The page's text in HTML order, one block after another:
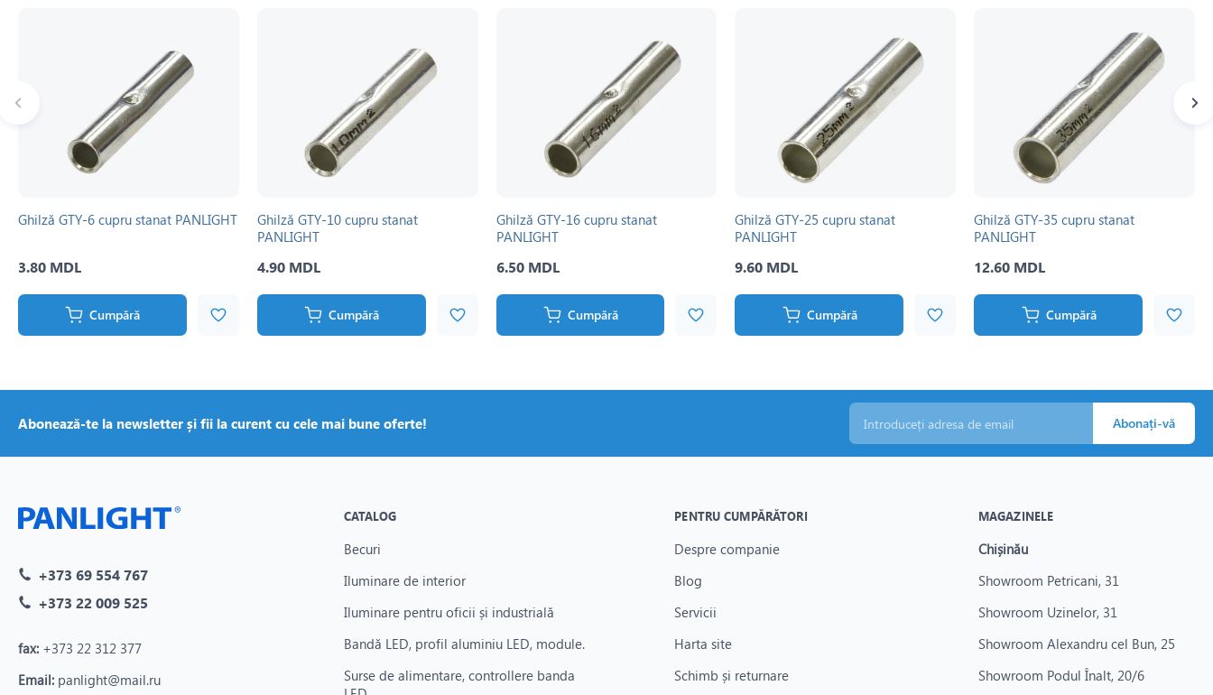
Ghilză GTY-6 cupru stanat PANLIGHT
3.80 MDL
Cumpără
Ghilză GTY-10 cupru stanat
PANLIGHT
4.90 MDL
Cumpără
Ghilză GTY-16 cupru stanat
PANLIGHT
6.50 MDL
Cumpără
Ghilză GTY-25 cupru stanat
PANLIGHT
9.60 MDL
Cumpără
Ghilză GTY-35 cupru stanat
PANLIGHT
12.60 MDL
Cumpără
Abonează-te la newsletter și fii la curent cu cele mai bune oferte! Abonați-vă
+373 69 554 767
+373 22 009 525
fax: +373 22 312 377
Email: panlight@mail.ru
CATALOG
Becuri
Iluminare de interior
Iluminare pentru oficii și industrială
Bandă LED, profil aluminiu LED, module.
Surse de alimentare, controllere banda
PENTRU CUMPĂRĂTORI
Despre companie
Blog
Servicii
Harta site
Schimb și returnare
MAGAZINELE
Chișinău
Showroom Petricani, 31
Showroom Uzinelor, 31
Showroom Alexandru cel Bun, 25
Showroom Podul Înalt, 20/6